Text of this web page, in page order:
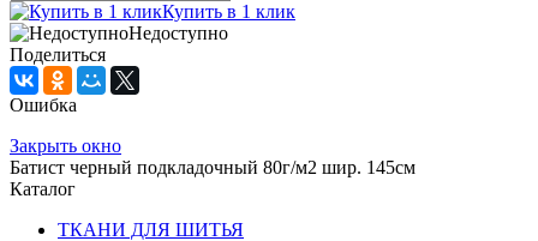
Купить в 1 клик
Недоступно
Поделиться
Ошибка
Закрыть окно
Батист черный подкладочный 80г/м2 шир. 145см
Каталог
ТКАНИ ДЛЯ ШИТЬЯ